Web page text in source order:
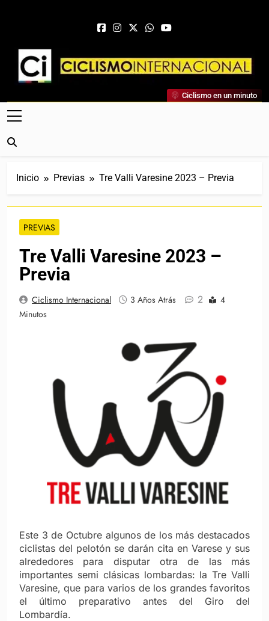
Ciclismo Internacional
Web Dedicada Al Ciclismo Mundial. Entrevistas, Análisis,
Crónicas, Previas Y Más. La Web Ciclista De Referencia.
Ciclismo en un minuto
Inicio Previas Tre Valli Varesine 2023 – Previa
PREVIAS
Tre Valli Varesine 2023 –
Previa
Ciclismo Internacional 3 Años Atrás 2
4
Minutos
Este 3 de Octubre algunos de los más destacados
ciclistas del pelotón se darán cita en Varese y sus
alrededores para disputar otra de las más
importantes semi clásicas lombardas: la Tre Valli
Varesine, que para varios de los grandes favoritos
el último preparativo antes del Giro del
Lombardía.